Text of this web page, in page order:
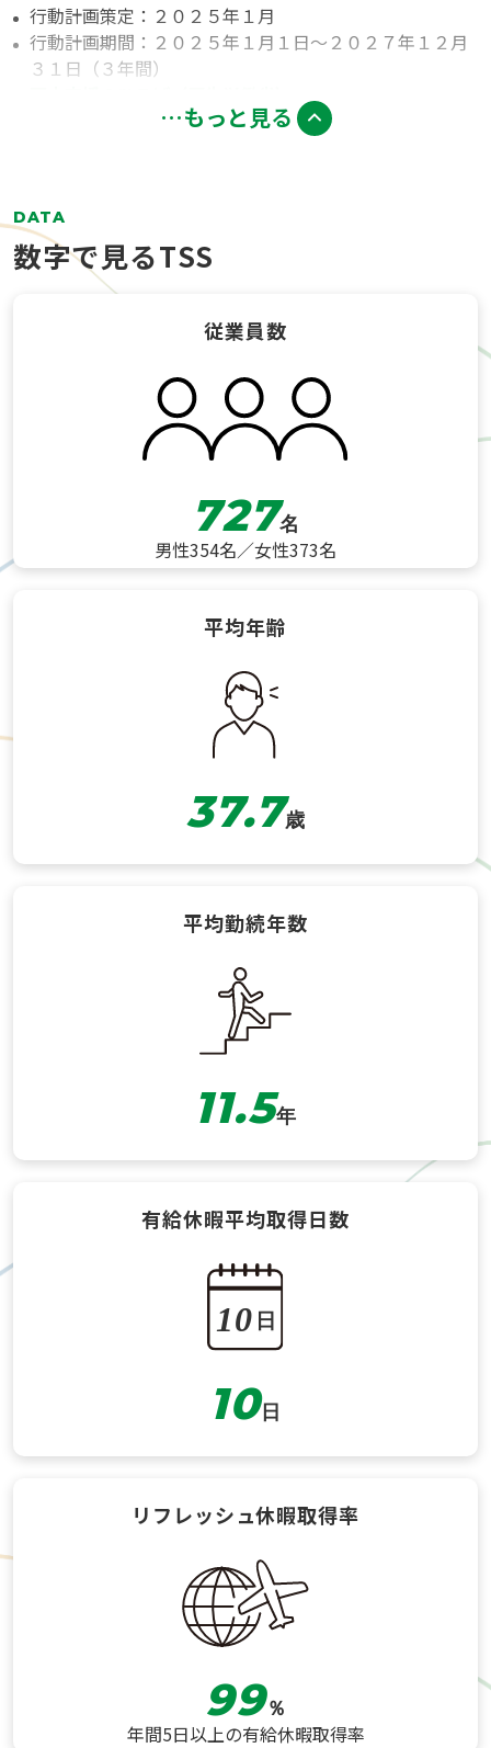
社内の短時間制度の周知と促進
永年勤続休暇制度や育児・介護休暇休職制度の案内及び
促進
女性管理職研修の実施
女性の採用割合を上げる
目標２：男女ともに、育児休業取得率を８
０％以上とする
男性の育児休暇が取得しやすい環境の整備
管理職への取得推進
従業員への育児休職の理解
男性育児休職取得希望者を対象とした面談実施
行動計画策定：２０２５年１月
行動計画期間：２０２５年１月１日～２０２７年１２月
３１日（３年間）
て、
従業員に対して理解や浸透をさせる為に研
修制度の確立や定期配信、
「おたがいさま文化」を醸成し、心理的安
全の向上を図る。
令和７年１月～ 通信の定期的配信・従業員の理解や浸
令和７年４月～ 全従業員向け 動画配信・研修資料作
目標２：育児介護休業法改正に伴い、多様
休暇制度増設により全従業員の長く安心し
令和７年４月～ 制度導入及び法令対応
令和８年４月～ 従業員アンケートを調査、従業員面
談・課題検討・社外情報収集
令和９年４月～ 制度の導入、管理職研修及び回覧版等
…もっと見る
DATA
数字で見るTSS
従業員数
727名
男性354名／女性373名
平均年齢
37.7歳
平均勤続年数
11.5年
有給休暇平均取得日数
10日
リフレッシュ休暇取得率
99％
年間5日以上の有給休暇取得率